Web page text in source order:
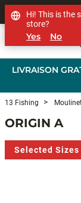
LIVRAISON
13 Fishing
ORIGIN A
Selected Sizes
Hi! This is the
store?
Yes No